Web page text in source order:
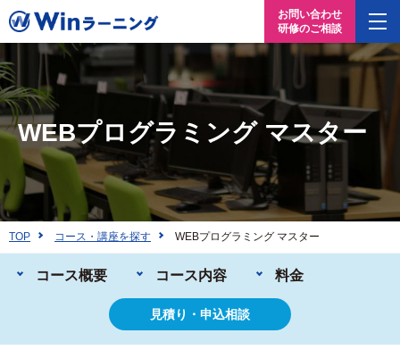
お問い合わせ
研修のご相談
WEBプログラミング マスター
TOP コース・講座を探す WEBプログラミング マスター
コース概要 コース内容 料金
見積り・申込相談